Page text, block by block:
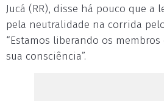
Jucá (RR), disse há pouco que a
pela neutralidade na corrida
“Estamos liberando os membros
sua consciência”.